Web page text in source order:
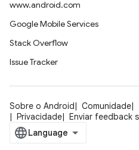
www.android.com
Google Mobile Services
Stack Overflow
Issue Tracker
Sobre o Android Comunidade
Privacidade
Enviar feedback